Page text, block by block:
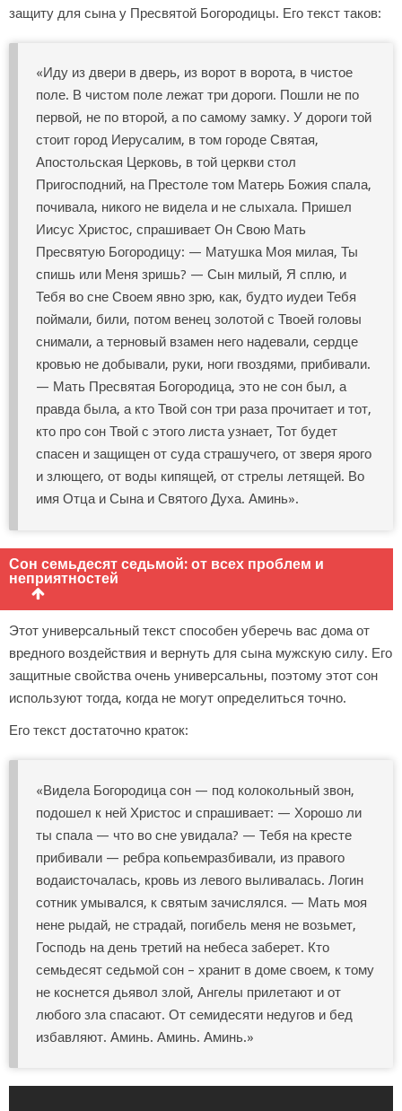
защиту для сына у Пресвятой Богородицы. Его текст таков:
«Иду из двери в дверь, из ворот в ворота, в чистое
поле. В чистом поле лежат три дороги. Пошли не по
первой, не по второй, а по самому замку. У дороги той
стоит город Иерусалим, в том городе Святая,
Апостольская Церковь, в той церкви стол
Пригосподний, на Престоле том Матерь Божия спала,
почивала, никого не видела и не слыхала. Пришел
Иисус Христос, спрашивает Он Свою Мать
Пресвятую Богородицу: — Матушка Моя милая, Ты
спишь или Меня зришь? — Сын милый, Я сплю, и
Тебя во сне Своем явно зрю, как, будто иудеи Тебя
поймали, били, потом венец золотой с Твоей головы
снимали, а терновый взамен него надевали, сердце
кровью не добывали, руки, ноги гвоздями, прибивали.
— Мать Пресвятая Богородица, это не сон был, а
правда была, а кто Твой сон три раза прочитает и тот,
кто про сон Твой с этого листа узнает, Тот будет
спасен и защищен от суда страшучего, от зверя ярого
и злющего, от воды кипящей, от стрелы летящей. Во
имя Отца и Сына и Святого Духа. Аминь».
Сон семьдесят седьмой: от всех проблем и
неприятностей
Этот универсальный текст способен уберечь вас дома от
вредного воздействия и вернуть для сына мужскую силу. Его
защитные свойства очень универсальны, поэтому этот сон
используют тогда, когда не могут определиться точно.
Его текст достаточно краток:
«Видела Богородица сон — под колокольный звон,
подошел к ней Христос и спрашивает: — Хорошо ли
ты спала — что во сне увидала? — Тебя на кресте
прибивали — ребра копьемразбивали, из правого
водаисточалась, кровь из левого выливалась. Логин
сотник умывался, к святым зачислялся. — Мать моя
нене рыдай, не страдай, погибель меня не возьмет,
Господь на день третий на небеса заберет. Кто
семьдесят седьмой сон – хранит в доме своем, к тому
не коснется дьявол злой, Ангелы прилетают и от
любого зла спасают. От семидесяти недугов и бед
избавляют. Аминь. Аминь. Аминь.»